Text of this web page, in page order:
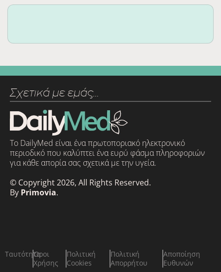
Σχετικά με εμάς…
Το DailyMed είναι ένα πρωτοποριακό ηλεκτρονικό
περιοδικό που καλύπτει ένα ευρύ φάσμα πληροφοριών
για κάθε απορία σας σχετικά με την υγεία.
© Copyright 2026, All Rights Reserved.
By Primovia.
ΤαυτότηταΌροι
Χρήσης
Πολιτική
Cookies
Πολιτική
Απορρήτου
Αποποίηση
Ευθυνών